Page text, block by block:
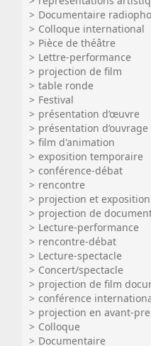
Documentaire
Colloque international
Pièce de théâtre
Lettre-performance
projection de film
table ronde
Festival
présentation d’œuvre
présentation d’ouvrage
film d'animation
exposition temporaire
conférence-débat
rencontre
projection et exposition
projection de
Lecture-performance
rencontre-débat
Lecture-spectacle
Concert/spectacle
projection de film
conférence
projection en avant-
Colloque
Documentaire